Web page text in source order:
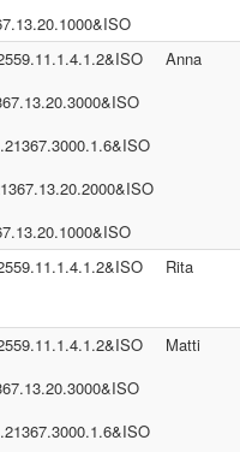
Anna
Rita
Matti